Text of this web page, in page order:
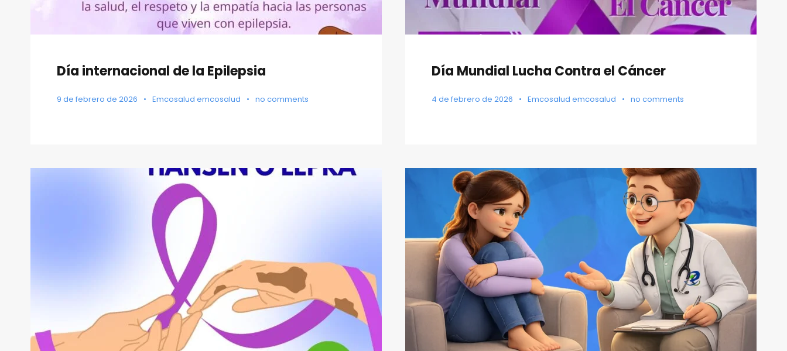
Día internacional de la Epilepsia
9 de febrero de 2026 • Emcosalud emcosalud • no comments
Día Mundial Lucha Contra el Cáncer
4 de febrero de 2026 • Emcosalud emcosalud • no comments